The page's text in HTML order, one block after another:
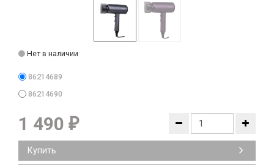
Нет в наличии
86214689
86214690
1 490 ₽
Купить